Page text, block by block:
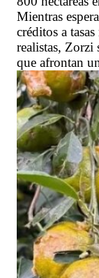
Mientras
créditos a
realistas, Zorzi
que afrontan